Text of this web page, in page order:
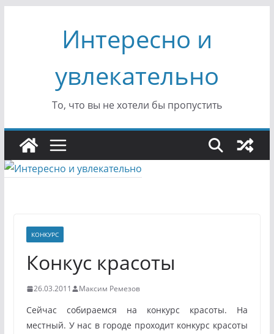
содержимомуИнтересно и
увлекательно
То, что вы не хотели бы пропустить
КОНКУРС
Конкус красоты
26.03.2011 Максим Ремезов
Сейчас собираемся на конкурс красоты. На
местный. У нас в городе проходит конкурс красоты